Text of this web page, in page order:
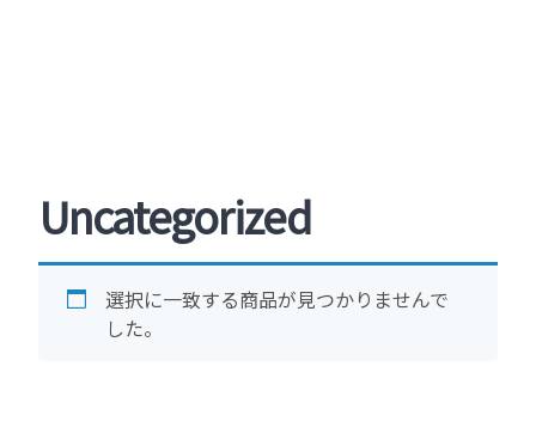
Uncategorized
選択に一致する商品が見つかりませんで
した。